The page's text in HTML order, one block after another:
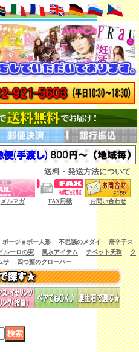
送料・発送方法について
メルマガ FAX用紙
お問い合わせ
ボージョボー人形 不思議のメダイ
唐辛子ス
ルーロの実 風水アイテム チベット天珠
ク
サ 四つ葉のクローバー